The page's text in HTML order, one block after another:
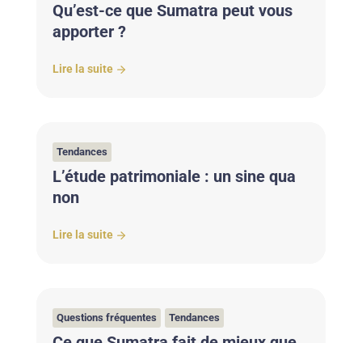
Qu’est-ce que Sumatra peut vous
apporter ?
Lire la suite
Tendances
L’étude patrimoniale : un sine qua
non
Lire la suite
Questions fréquentes Tendances